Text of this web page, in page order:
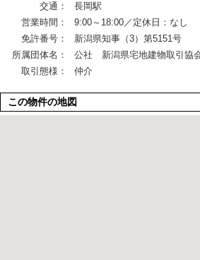
交通：
長岡駅
営業時間：
9:00～18:00／定休日：なし
免許番号：
新潟県知事（3）第5151号
所属団体名：
公社 新潟県宅地建物取引協
取引態様：
仲介
この物件の地図